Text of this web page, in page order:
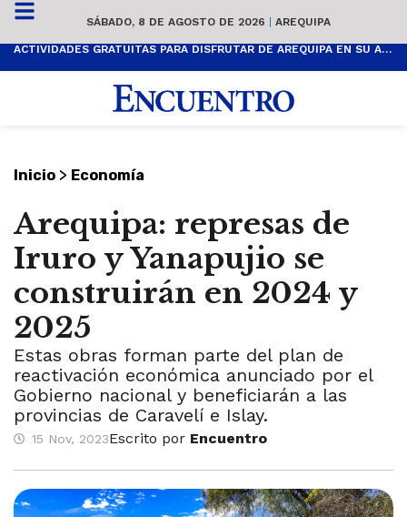
SÁBADO, 8 DE AGOSTO DE 2026 | AREQUIPA
ACTIVIDADES GRATUITAS PARA DISFRUTAR DE AREQUIPA EN SU ANIVERSARIO
Inicio > Economía
Arequipa: represas de
Iruro y Yanapujio se
construirán en 2024 y
2025
Estas obras forman parte del plan de
reactivación económica anunciado por el
Gobierno nacional y beneficiarán a las
provincias de Caravelí e Islay.
15 Nov, 2023Escrito por Encuentro